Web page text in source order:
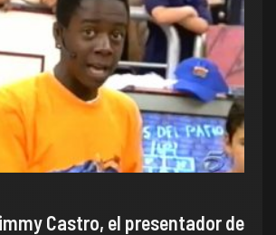
Castro, el presentador de